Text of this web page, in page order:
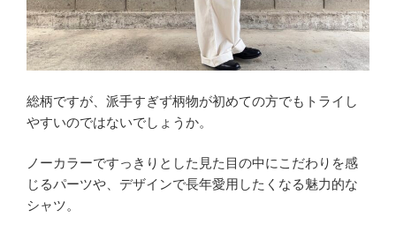
総柄ですが、派手すぎず柄物が初めての方でもトライし
やすいのではないでしょうか。
ノーカラーですっきりとした見た目の中にこだわりを感
じるパーツや、デザインで長年愛用したくなる魅力的な
シャツ。